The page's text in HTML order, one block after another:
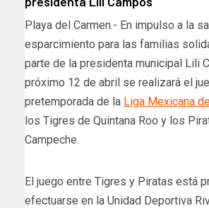
Playa del Carmen.- En impulso a la
esparcimiento para las familias
parte de la presidenta municipal Lili
próximo 12 de abril se realizará el
pretemporada de la Liga Mexicana
los Tigres de Quintana Roo y los
Campeche.
El juego entre Tigres y Piratas está
efectuarse en la Unidad Deportiva